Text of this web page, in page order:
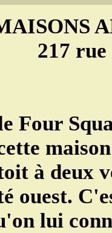
217
Four
à deux
ouest.
lui